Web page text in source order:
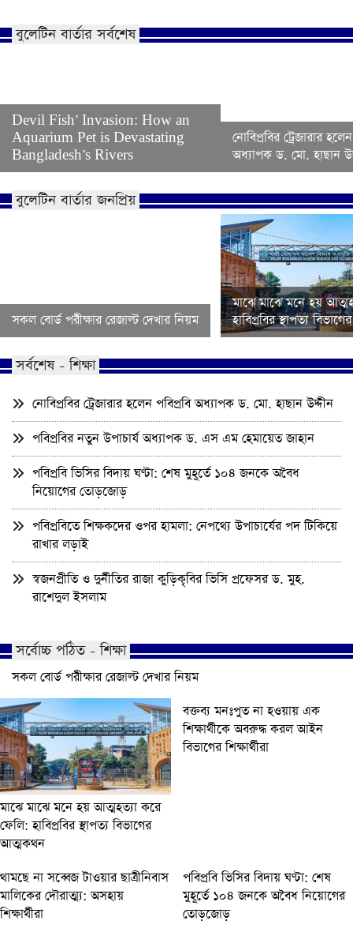
বুলেটিন বার্তার সর্বশেষ
Devil Fish’ Invasion: How an
Aquarium Pet is Devastating
Bangladesh’s Rivers
নোবিপ্রবির ট্রেজারার
অধ্যাপক ড. মো. হাছান
বুলেটিন বার্তার জনপ্রিয়
সকল বোর্ড পরীক্ষার রেজাল্ট দেখার নিয়ম
মাঝে মাঝে মনে হয়
হাবিপ্রবির স্থাপত্য
সর্বশেষ - শিক্ষা
নোবিপ্রবির ট্রেজারার হলেন পবিপ্রবি অধ্যাপক ড. মো. হাছান উদ্দীন
পবিপ্রবির নতুন উপাচার্য অধ্যাপক ড. এস এম হেমায়েত জাহান
পবিপ্রবি ভিসির বিদায় ঘণ্টা: শেষ মুহূর্তে ১০৪ জনকে অবৈধ
নিয়োগের তোড়জোড়
পবিপ্রবিতে শিক্ষকদের ওপর হামলা: নেপথ্যে উপাচার্যের পদ টিকিয়ে
রাখার লড়াই
স্বজনপ্রীতি ও দুর্নীতির রাজা কুড়িকৃবির ভিসি প্রফেসর ড. মুহ.
রাশেদুল ইসলাম
সর্বোচ্চ পঠিত - শিক্ষা
সকল বোর্ড পরীক্ষার রেজাল্ট দেখার নিয়ম
মাঝে মাঝে মনে হয় আত্মহত্যা করে
ফেলি: হাবিপ্রবির স্থাপত্য বিভাগের
আত্মকথন
বক্তব্য মনঃপুত না হওয়ায় এক
শিক্ষার্থীকে অবরুদ্ধ করল আইন
বিভাগের শিক্ষার্থীরা
থামছে না সব্বেজ টাওয়ার ছাত্রীনিবাস
মালিকের দৌরাত্ম্য: অসহায়
শিক্ষার্থীরা
পবিপ্রবি ভিসির বিদায় ঘণ্টা: শেষ
মুহূর্তে ১০৪ জনকে অবৈধ নিয়োগের
তোড়জোড়